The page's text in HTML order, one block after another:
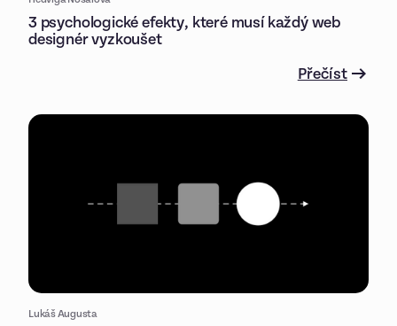
3 psychologické efekty, které musí každý web
designér vyzkoušet
Přečíst
Lukáš Augusta